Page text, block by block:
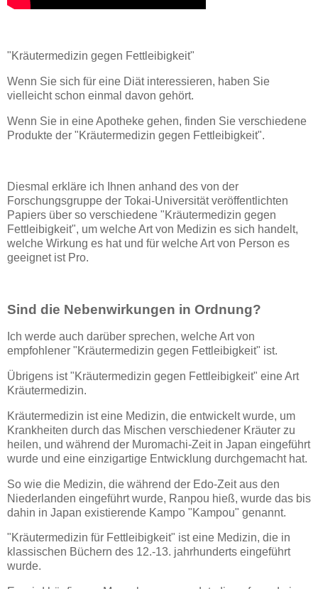
"Kräutermedizin gegen Fettleibigkeit"
Wenn Sie sich für eine Diät interessieren, haben Sie
vielleicht schon einmal davon gehört.
Wenn Sie in eine Apotheke gehen, finden Sie verschiedene
Produkte der "Kräutermedizin gegen Fettleibigkeit".
Diesmal erkläre ich Ihnen anhand des von der
Forschungsgruppe der Tokai-Universität veröffentlichten
Papiers über so verschiedene "Kräutermedizin gegen
Fettleibigkeit", um welche Art von Medizin es sich handelt,
welche Wirkung es hat und für welche Art von Person es
geeignet ist Pro.
Sind die Nebenwirkungen in Ordnung?
Ich werde auch darüber sprechen, welche Art von
empfohlener "Kräutermedizin gegen Fettleibigkeit" ist.
Übrigens ist "Kräutermedizin gegen Fettleibigkeit" eine Art
Kräutermedizin.
Kräutermedizin ist eine Medizin, die entwickelt wurde, um
Krankheiten durch das Mischen verschiedener Kräuter zu
heilen, und während der Muromachi-Zeit in Japan eingeführt
wurde und eine einzigartige Entwicklung durchgemacht hat.
So wie die Medizin, die während der Edo-Zeit aus den
Niederlanden eingeführt wurde, Ranpou hieß, wurde das bis
dahin in Japan existierende Kampo "Kampou" genannt.
"Kräutermedizin für Fettleibigkeit" ist eine Medizin, die in
klassischen Büchern des 12.-13. jahrhunderts eingeführt
wurde.